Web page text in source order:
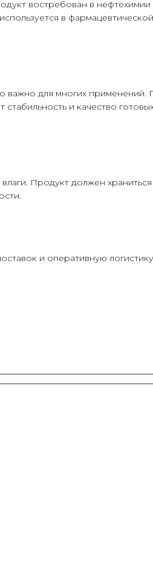
востребован в нефтехимии
в
важно для многих применений.
и качество
Продукт должен
и оперативную